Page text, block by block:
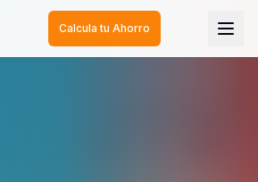
Calcula tu Ahorro